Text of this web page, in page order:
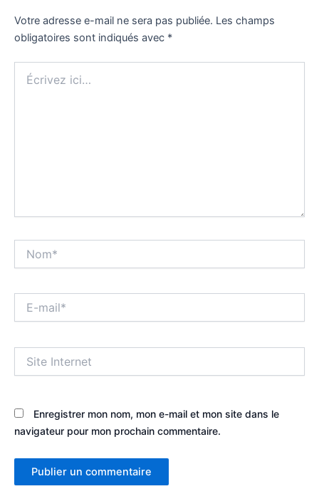
Votre adresse e-mail ne sera pas publiée. Les champs
obligatoires sont indiqués avec *
ici…
mail*
Internet
Enregistrer mon nom, mon e-mail et mon site dans le
navigateur pour mon prochain commentaire.